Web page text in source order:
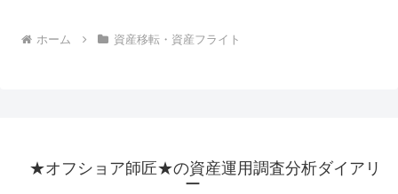
ホーム 資産移転・資産フライト
★オフショア師匠★の資産運用調査分析ダイアリ
ー